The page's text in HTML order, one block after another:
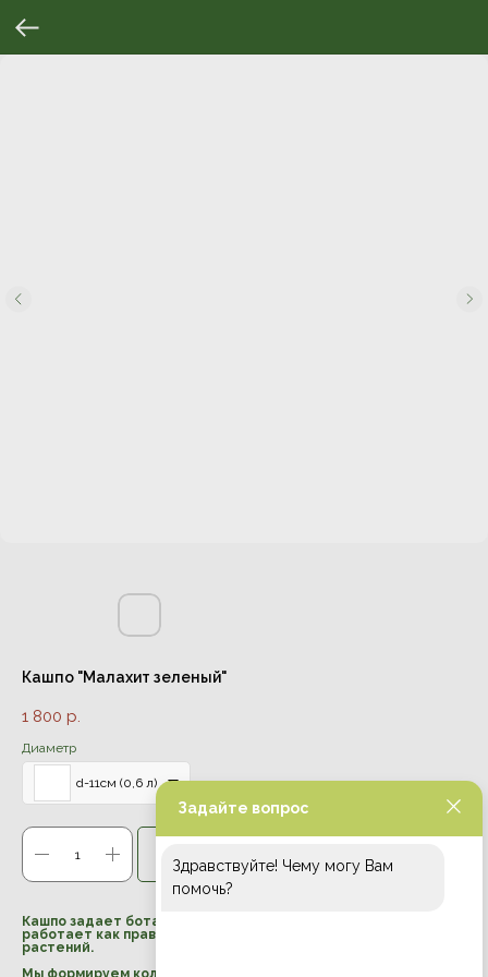
Кашпо "Малахит зеленый"
1 800 р.
Диаметр
d-11см (0,6 л)
Кашпо задает ботанической композиции финальный штрих и
работает как правильный архитектурный фон для комнатных
растений.
Задайте вопрос
Здравствуйте! Чему могу Вам
помочь?